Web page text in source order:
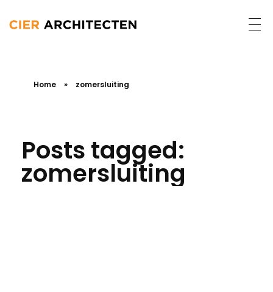
Home » zomersluiting
Posts tagged:
zomersluiting